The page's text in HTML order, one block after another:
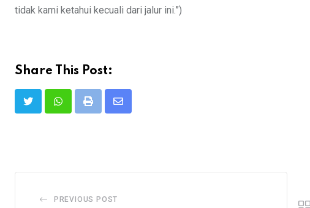
tidak kami ketahui kecuali dari jalur ini.”)
Share This Post:
Print
Share
PREVIOUS POST